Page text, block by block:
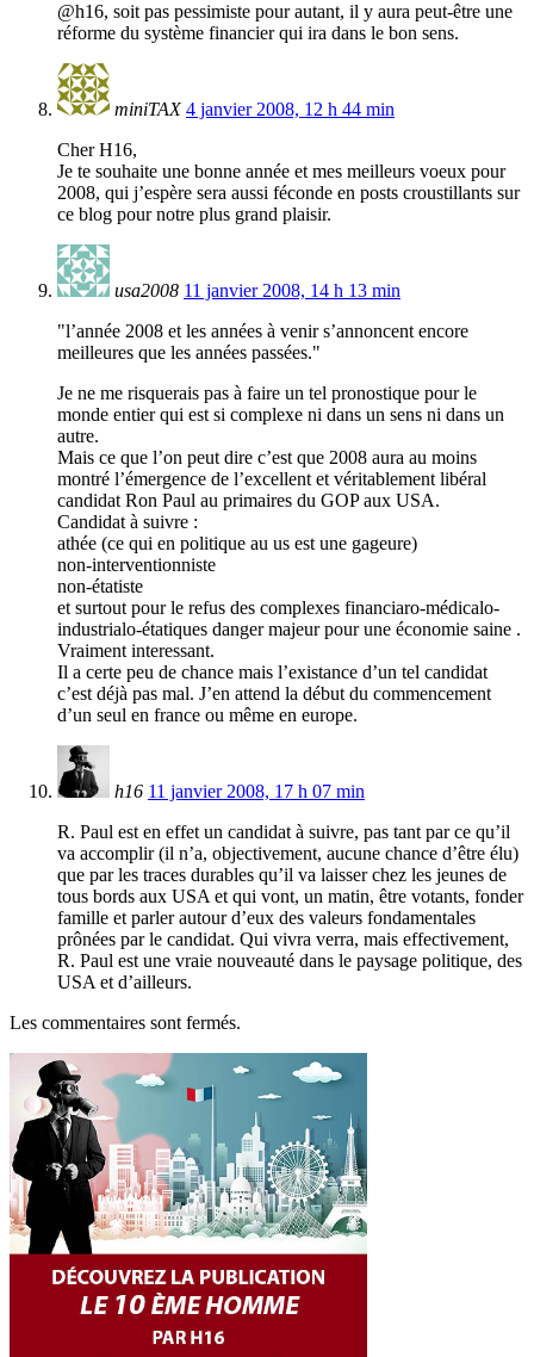
@h16, soit pas pessimiste pour autant, il y aura peut-être une
réforme du système financier qui ira dans le bon sens.
miniTAX 4 janvier 2008, 12 h 44 min
Cher H16,
Je te souhaite une bonne année et mes meilleurs voeux pour
2008, qui j’espère sera aussi féconde en posts croustillants sur
ce blog pour notre plus grand plaisir.
usa2008 11 janvier 2008, 14 h 13 min
"l’année 2008 et les années à venir s’annoncent encore
meilleures que les années passées."
Je ne me risquerais pas à faire un tel pronostique pour le
monde entier qui est si complexe ni dans un sens ni dans un
autre.
Mais ce que l’on peut dire c’est que 2008 aura au moins
montré l’émergence de l’excellent et véritablement libéral
candidat Ron Paul au primaires du GOP aux USA.
Candidat à suivre :
athée (ce qui en politique au us est une gageure)
non-interventionniste
non-étatiste
et surtout pour le refus des complexes financiaro-médicalo-
industrialo-étatiques danger majeur pour une économie saine .
Vraiment interessant.
Il a certe peu de chance mais l’existance d’un tel candidat
c’est déjà pas mal. J’en attend la début du commencement
d’un seul en france ou même en europe.
h16 11 janvier 2008, 17 h 07 min
R. Paul est en effet un candidat à suivre, pas tant par ce qu’il
va accomplir (il n’a, objectivement, aucune chance d’être élu)
que par les traces durables qu’il va laisser chez les jeunes de
tous bords aux USA et qui vont, un matin, être votants, fonder
famille et parler autour d’eux des valeurs fondamentales
prônées par le candidat. Qui vivra verra, mais effectivement,
R. Paul est une vraie nouveauté dans le paysage politique, des
USA et d’ailleurs.
Les commentaires sont fermés.